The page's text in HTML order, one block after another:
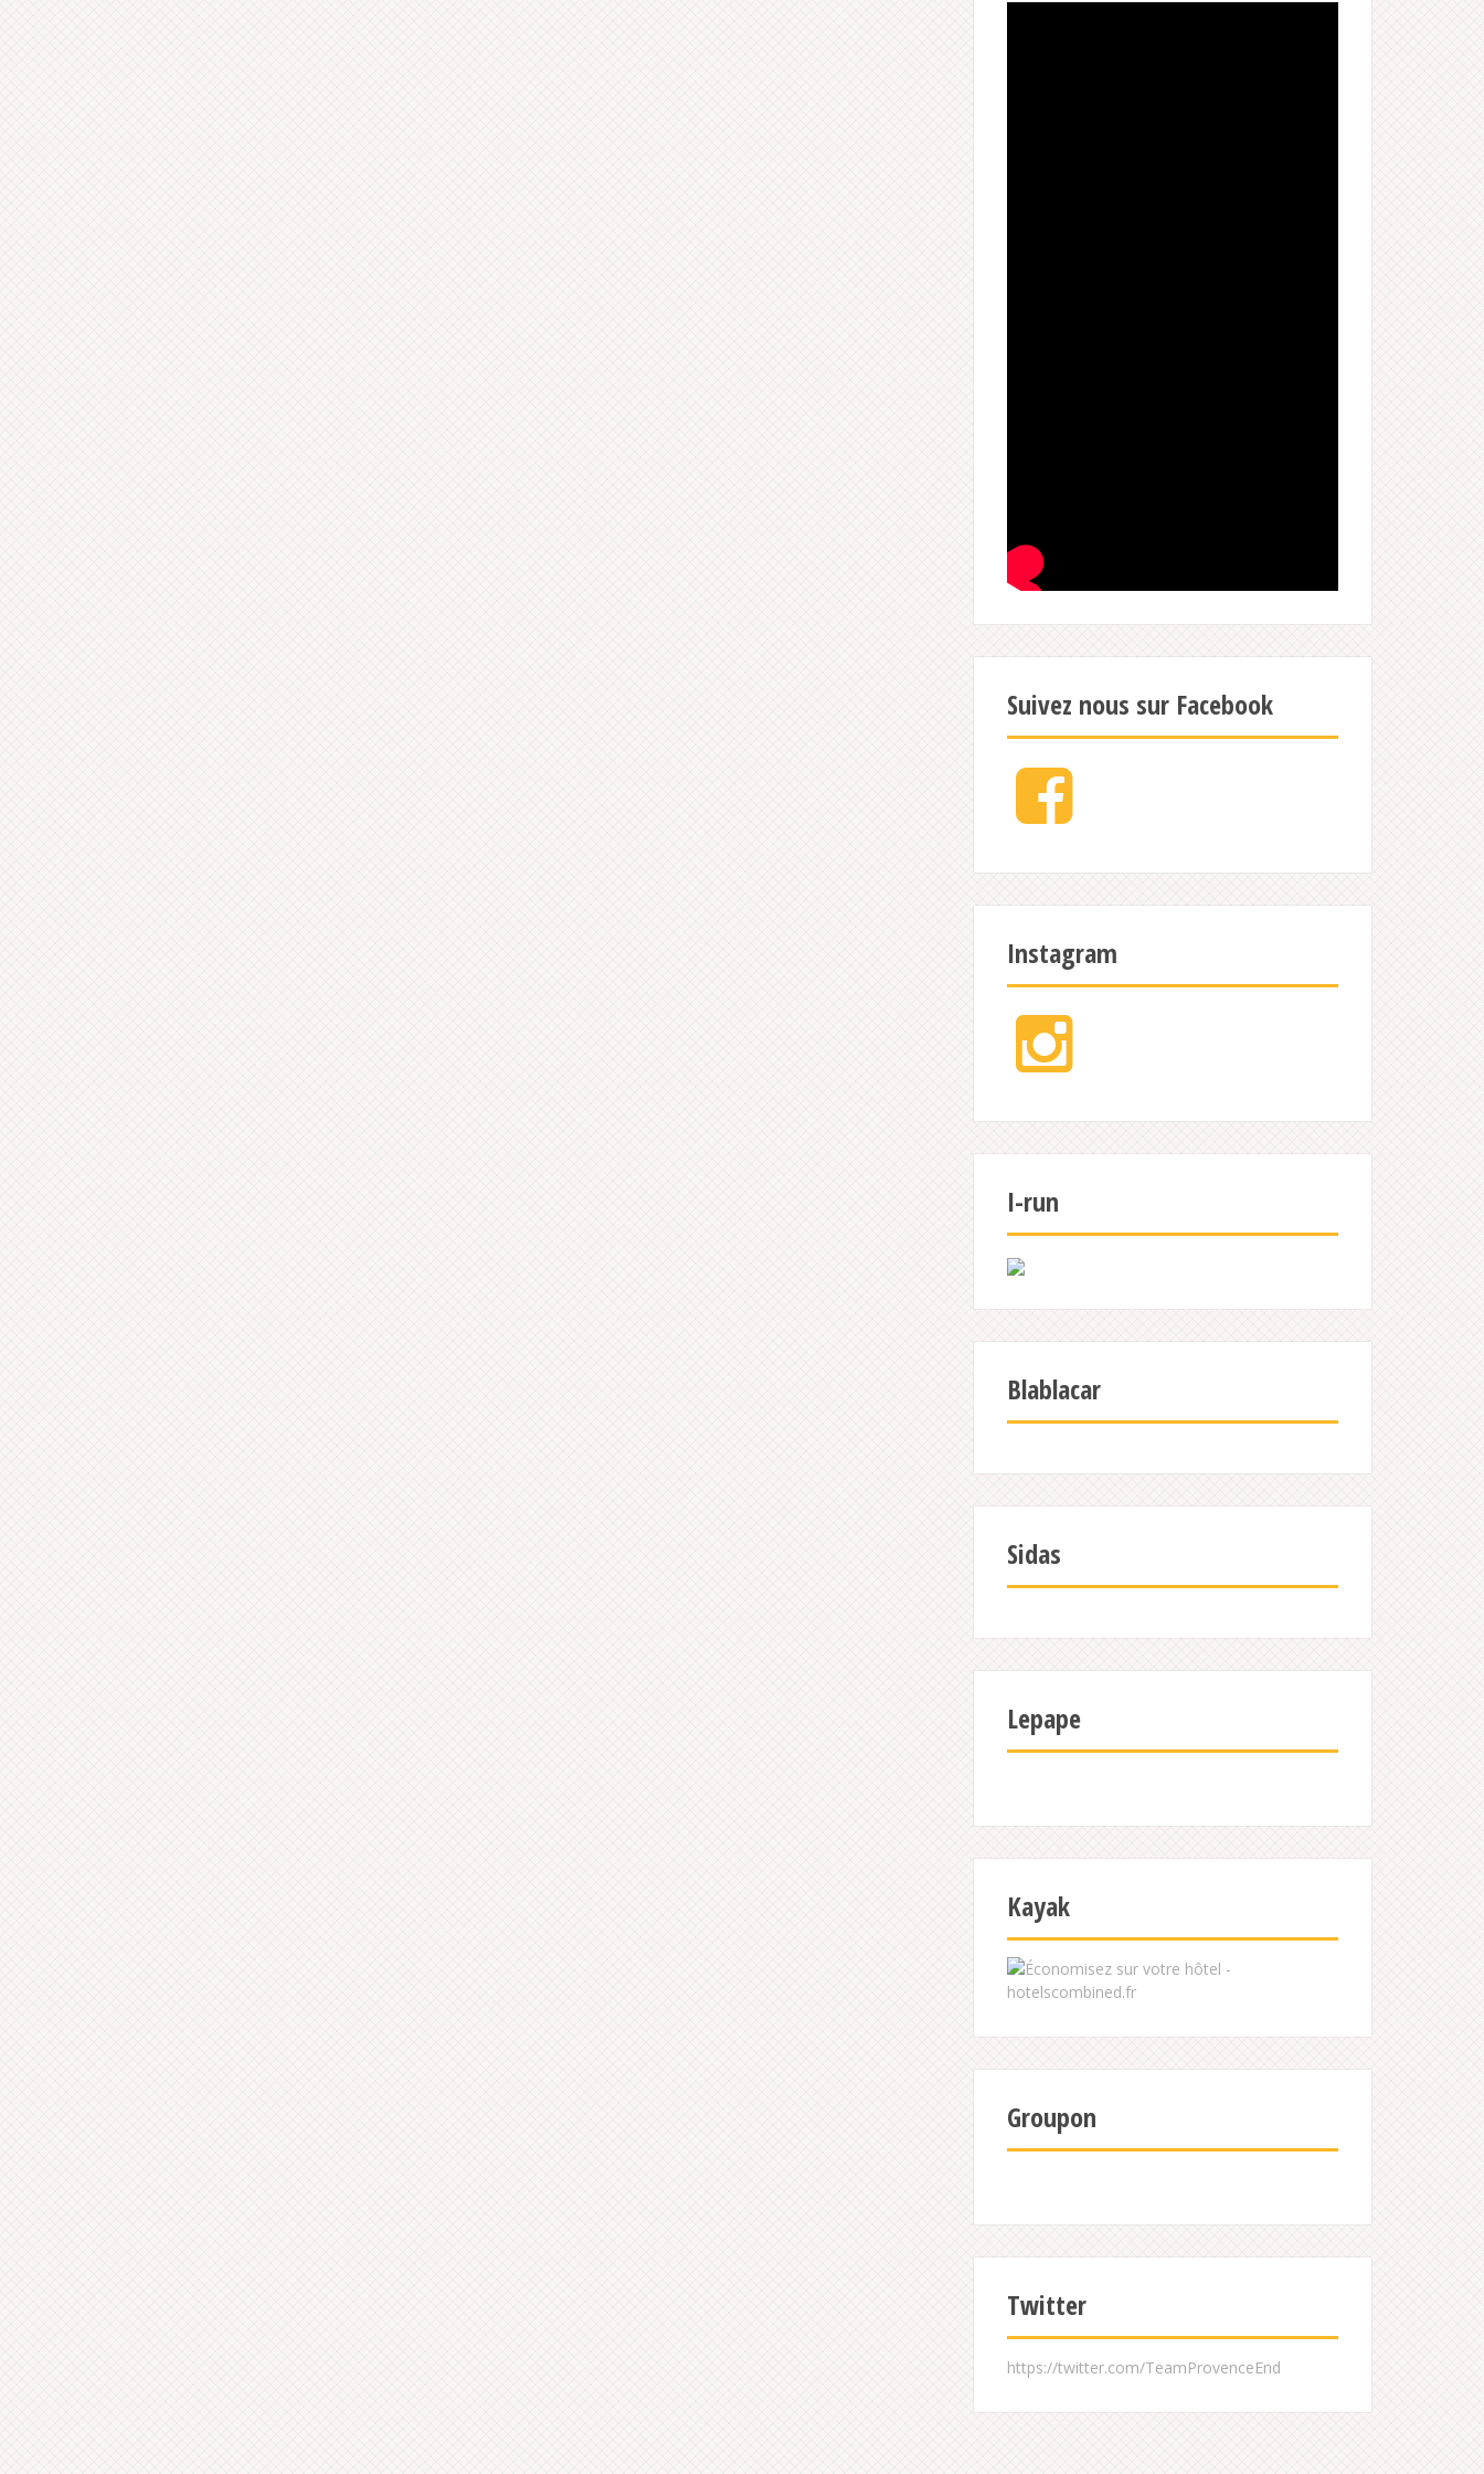
Suivez nous sur Facebook
Facebook
Instagram
Instagram
I-run
Blablacar
Sidas
Lepape
Kayak
Groupon
Twitter
https://twitter.com/TeamProvenceEnd